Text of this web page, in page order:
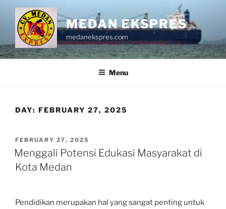
content
MEDAN EKSPRES
medanekspres.com
Menu
DAY: FEBRUARY 27, 2025
POSTED
ON
FEBRUARY 27, 2025
Menggali Potensi Edukasi Masyarakat di
Kota Medan
Pendidikan merupakan hal yang sangat penting untuk